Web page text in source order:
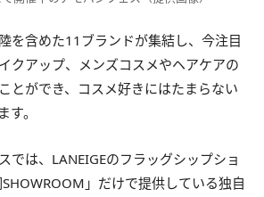
を含めた11ブランドが集結し、今注目
クアップ、メンズコスメやヘアケアの
とができ、コスメ好きにはたまらない
す。
では、LANEIGEのフラッグシップショ
」だけで提供している独自